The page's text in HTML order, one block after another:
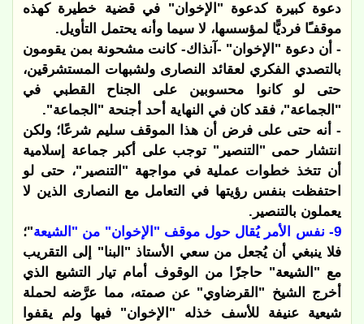
دعوة كبيرة كدعوة "الإخوان" في قضية خطيرة كهذه
موقفـًا فرديًّا لمؤسسها، لا سيما وأنه يحتمل التأويل.
- أن دعوة "الإخوان" -آنذاك- كانت مشحونة بمن يقومون
بالتصدي الفكري لعقائد النصارى ولشبهات المستشرقين،
حتى لو كانوا محسوبين على الجناح القطبي في
"الجماعة"، فقد كان في النهاية أحد أجنحة "الجماعة".
- أنه حتى على فرض أن هذا الموقف سليم شرعًا؛ ولكن
انتشار حمى "التنصير" توجب على أكبر جماعة إسلامية
أن تتخذ خطوات عملية في مواجهة "التنصير"، حتى لو
احتفظت بنفس رؤيتها في التعامل مع النصارى الذين لا
يعملون بالتنصير.
9- نفس الأمر يُقال حول موقف "الإخوان" من "الشيعة
"؛
فلا ينبغي أن يُجعل من سعي الأستاذ "البنا" إلى التقريب
مع "الشيعة" حاجزًا من الوقوف أمام تيار التشيع الذي
أخرج الشيخ "القرضاوي" عن صمته، مما عرَّضه لحملة
شيعية عنيفة للأسف خذله "الإخوان" فيها ولم يقفوا